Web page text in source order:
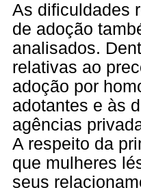
As dificuldades
de adoção
analisados.
relativas ao
adoção por
adotantes e às
agências
A respeito da
que mulheres
seus